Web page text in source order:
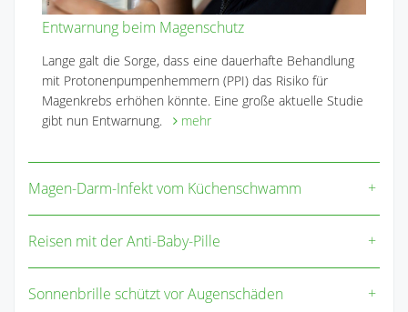
Entwarnung beim Magenschutz
Lange galt die Sorge, dass eine dauerhafte Behandlung
mit Protonenpumpenhemmern (PPI) das Risiko für
Magenkrebs erhöhen könnte. Eine große aktuelle Studie
gibt nun Entwarnung.
mehr
Magen-Darm-Infekt vom Küchenschwamm
Reisen mit der Anti-Baby-Pille
Sonnenbrille schützt vor Augenschäden